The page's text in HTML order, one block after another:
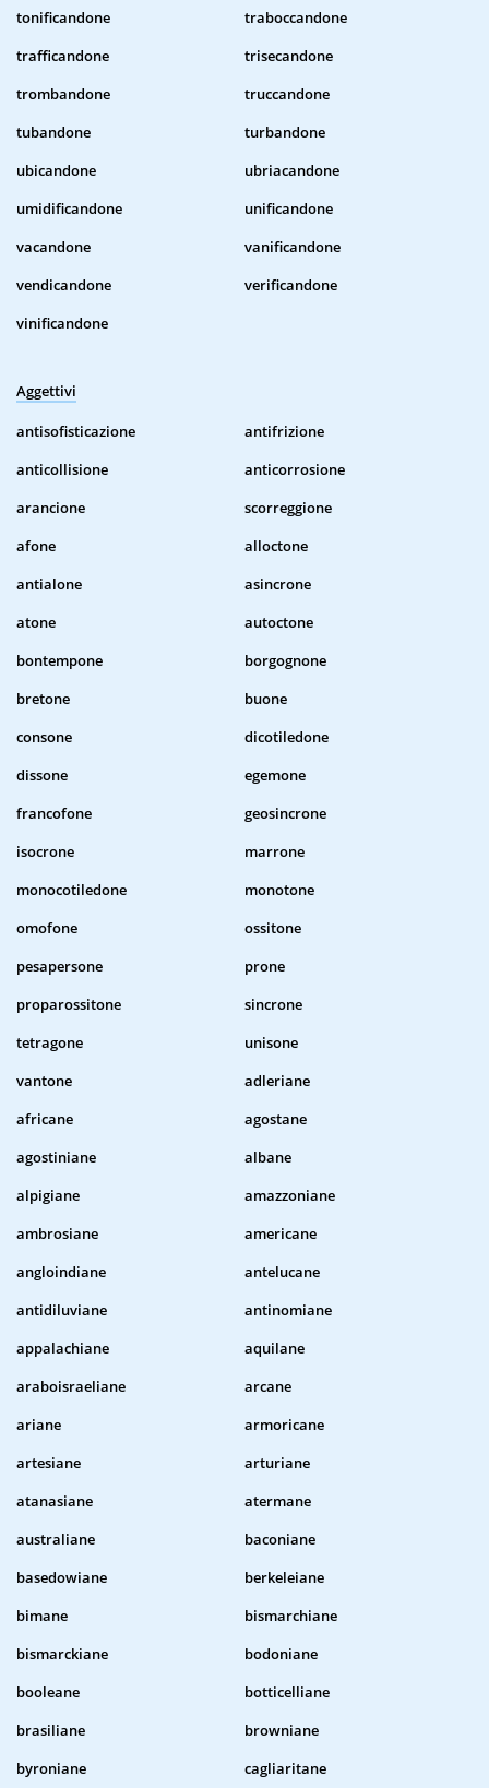
tonificandone
traboccandone
trafficandone
trisecandone
trombandone
truccandone
tubandone
turbandone
ubicandone
ubriacandone
umidificandone
unificandone
vacandone
vanificandone
vendicandone
verificandone
vinificandone
Aggettivi
antisofisticazione
antifrizione
anticollisione
anticorrosione
arancione
scorreggione
afone
alloctone
antialone
asincrone
atone
autoctone
bontempone
borgognone
bretone
buone
consone
dicotiledone
dissone
egemone
francofone
geosincrone
isocrone
marrone
monocotiledone
monotone
omofone
ossitone
pesapersone
prone
proparossitone
sincrone
tetragone
unisone
vantone
adleriane
africane
agostane
agostiniane
albane
alpigiane
amazzoniane
ambrosiane
americane
angloindiane
antelucane
antidiluviane
antinomiane
appalachiane
aquilane
araboisraeliane
arcane
ariane
armoricane
artesiane
arturiane
atanasiane
atermane
australiane
baconiane
basedowiane
berkeleiane
bimane
bismarchiane
bismarckiane
bodoniane
booleane
botticelliane
brasiliane
browniane
byroniane
cagliaritane